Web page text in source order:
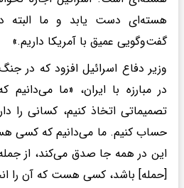
هسته‌ای دست یابد و ما البته
گفت‌وگویی عمیق با آمریکا داریم.»
وزیر دفاع اسرائیل افزود که در
در مبارزه با ایران، «ما می‌دانیم
تصمیماتی اتخاذ کنیم، کسانی را
حساب کنیم. ما می‌دانیم که کسی
این در همه جا صدق می‌کند، از جمله
[حمله] باشد، کسی هست که آن را